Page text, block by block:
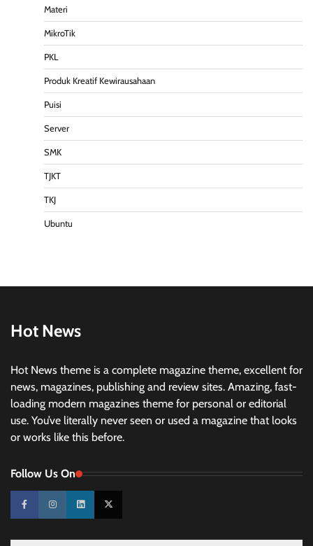
Materi
MikroTik
PKL
Produk Kreatif Kewirausahaan
Puisi
Server
SMK
TJKT
TKJ
Ubuntu
Hot News
Hot News theme is a complete magazine theme, excellent for
news, magazines, publishing and review sites. Amazing, fast-
loading modern magazines theme for personal or editorial
use. You’ve literally never seen or used a magazine that looks
or works like this before.
Follow Us On